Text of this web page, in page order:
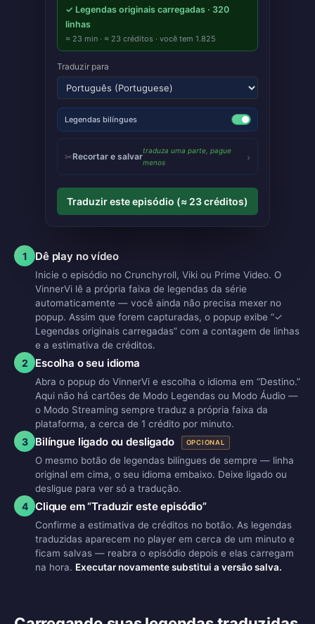
✓ Legendas originais carregadas · 320
linhas
≈ 23 min · ≈ 23 créditos · você tem 1.825
Traduzir para
Legendas bilíngues
✂Recortar e salvar
traduza uma parte, pague
menos
›
Traduzir este episódio (≈ 23 créditos)
1 Dê play no vídeo
Inicie o episódio no Crunchyroll, Viki ou Prime Video. O
VinnerVi lê a própria faixa de legendas da série
automaticamente — você ainda não precisa mexer no
popup. Assim que forem capturadas, o popup exibe “✓
Legendas originais carregadas” com a contagem de linhas
e a estimativa de créditos.
2 Escolha o seu idioma
Abra o popup do VinnerVi e escolha o idioma em “Destino.”
Aqui não há cartões de Modo Legendas ou Modo Áudio —
o Modo Streaming sempre traduz a própria faixa da
plataforma, a cerca de 1 crédito por minuto.
3 Bilíngue ligado ou desligado OPCIONAL
O mesmo botão de legendas bilíngues de sempre — linha
original em cima, o seu idioma embaixo. Deixe ligado ou
desligue para ver só a tradução.
4 Clique em “Traduzir este episódio”
Confirme a estimativa de créditos no botão. As legendas
traduzidas aparecem no player em cerca de um minuto e
ficam salvas — reabra o episódio depois e elas carregam
na hora. Executar novamente substitui a versão salva.